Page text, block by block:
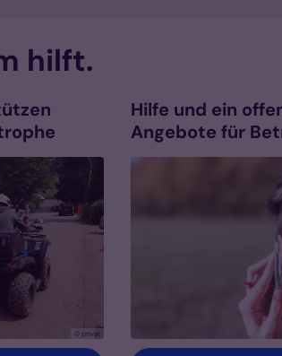
hilft.
© privat
Hilfe und ein
Angebote für